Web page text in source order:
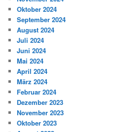
Oktober 2024
September 2024
August 2024
Juli 2024
Juni 2024
Mai 2024
April 2024
März 2024
Februar 2024
Dezember 2023
November 2023
Oktober 2023